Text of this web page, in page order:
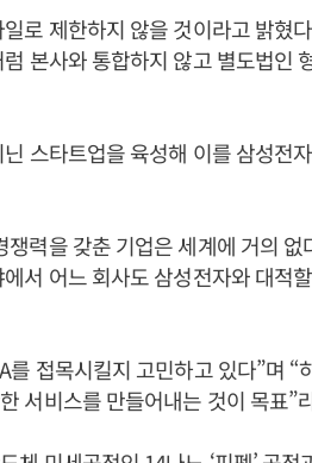
로 제한하지 않을 것이라고 밝혔
본사와 통합하지 않고 별도법인
스타트업을 육성해 이를 삼성전
력을 갖춘 기업은 세계에 거의 없
서 어느 회사도 삼성전자와 대적
접목시킬지 고민하고 있다”며 “
서비스를 만들어내는 것이 목표”